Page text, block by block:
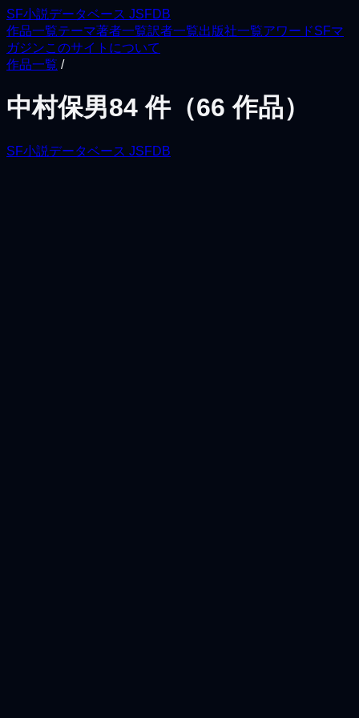
SF小説データベース JSFDB
作品一覧テーマ著者一覧訳者一覧出版社一覧アワードSFマ
ガジンこのサイトについて
作品一覧 /
中村保男84 件（66 作品）
SF小説データベース JSFDB